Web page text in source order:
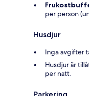
per person
Husdjur
Inga avgifter
Husdjur är
per natt.